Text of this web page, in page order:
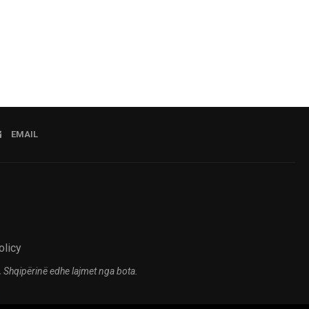
EMAIL
edhe lajmet nga bota.